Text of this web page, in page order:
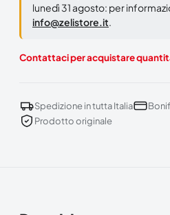
lunedì 31 agosto: per
info@zelistore.it.
Contattaci per acquistare
Spedizione in tutta Italia
Prodotto originale